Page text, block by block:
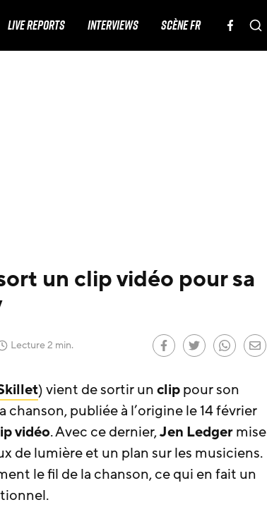
LIVE REPORTS INTERVIEWS SCÈNE FR
un clip vidéo pour sa
) Lecture 2 min.
) vient de sortir un clippour son
chanson, publiée à l’origine le 14 février
vidéo. Avec ce dernier,Jen Ledgermise
de lumière et un plan sur les musiciens.
le fil de la chanson, ce qui en fait un